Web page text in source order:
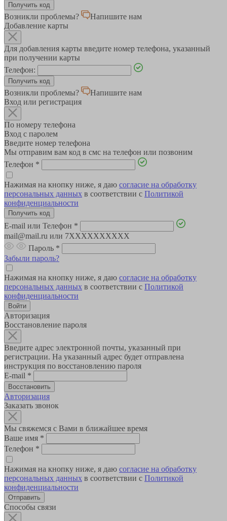
Возникли проблемы?
Напишите нам
Добавление карты
Для добавления карты введите номер телефона, указанный
при получении карты
Телефон:
Возникли проблемы?
Напишите нам
Вход или регистрация
По номеру телефона
Вход с паролем
Введите номер телефона
Мы отправим вам код в смс на телефон или позвоним
Телефон *
Нажимая на кнопку ниже, я даю согласие на обработку
персональных данных в соответствии с Политикой
конфиденциальности
E-mail или Телефон *
mail@mail.ru или 7XXXXXXXXXX
Пароль *
Забыли пароль?
Нажимая на кнопку ниже, я даю согласие на обработку
персональных данных в соответствии с Политикой
конфиденциальности
Авторизация
Восстановление пароля
Введите адрес электронной почты, указанный при
регистрации. На указанный адрес будет отправлена
инструкция по восстановлению пароля
E-mail *
Авторизация
Заказать звонок
Мы свяжемся с Вами в ближайшее время
Ваше имя *
Телефон *
Нажимая на кнопку ниже, я даю согласие на обработку
персональных данных в соответствии с Политикой
конфиденциальности
Способы связи